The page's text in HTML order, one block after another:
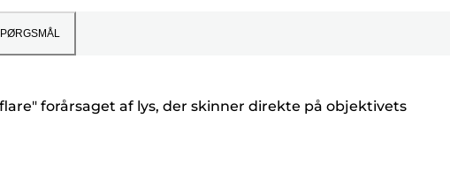
forårsaget af lys, der skinner direkte på objektivets